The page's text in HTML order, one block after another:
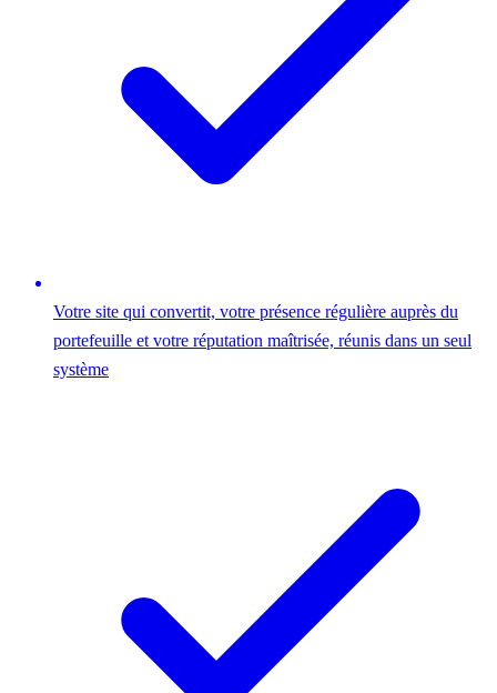
Votre site qui convertit, votre présence régulière auprès du
portefeuille et votre réputation maîtrisée, réunis dans un seul
système